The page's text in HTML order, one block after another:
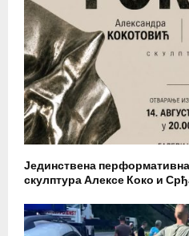
Јединствена
скулптура Алексе Коко и